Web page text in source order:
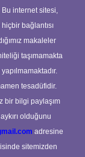
internet sitesi,
bağlantısı
makaleler
taşımamakta
tesadüfidir.
bir bilgi paylaşım
olduğunu
adresine
sitemizden